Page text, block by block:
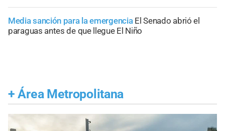
Media sanción para la emergencia El Senado abrió el
paraguas antes de que llegue El Niño
+ Área Metropolitana